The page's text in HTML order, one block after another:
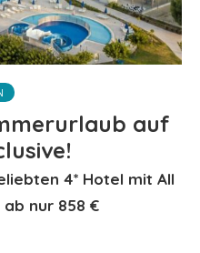
auf
4* Hotel mit All
nur 858 €